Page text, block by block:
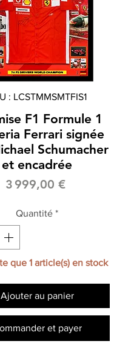
: LCSTMMSMTFIS1
F1 Formule 1
Ferrari signée
Schumacher
et encadrée
3 999,00 €Prix
Quantité *
que 1 article(s) en stock
Ajouter au panier
et payer